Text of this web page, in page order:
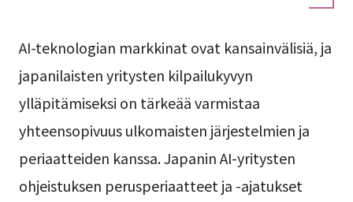
AI-teknologian markkinat ovat kansainvälisiä, ja
japanilaisten yritysten kilpailukyvyn
ylläpitämiseksi on tärkeää varmistaa
yhteensopivuus ulkomaisten järjestelmien ja
periaatteiden kanssa. Japanin AI-yritysten
ohjeistuksen perusperiaatteet ja -ajatukset